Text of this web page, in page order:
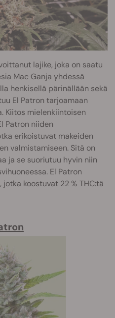
lajike, joka on saatu
Mac Ganja yhdessä
henkisellä pärinällään sekä
El Patron tarjoamaan
Kiitos mielenkiintoisen
Patron niiden
erikoistuvat makeiden
valmistamiseen. Sitä on
ja se suoriutuu hyvin niin
El Patron
koostuvat 22 % THC:tä